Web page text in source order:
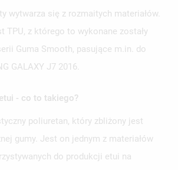
wytwarza się z rozmaitych materiałów.
TPU, z którego to wykonane zostały
Guma Smooth, pasujące m.in. do
GALAXY J7 2016.
- co to takiego?
poliuretan, który zbliżony jest
gumy. Jest on jednym z materiałów
do produkcji etui na